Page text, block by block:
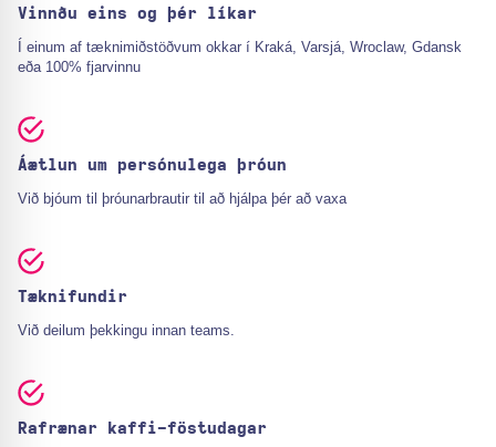
Vinnðu eins og þér líkar
Í einum af tæknimiðstöðvum okkar í Kraká, Varsjá, Wroclaw, Gdansk
eða 100% fjarvinnu
Áætlun um persónulega þróun
Við bjóum til þróunarbrautir til að hjálpa þér að vaxa
Tæknifundir
Við deilum þekkingu innan teams.
Rafrænar kaffi-föstudagar